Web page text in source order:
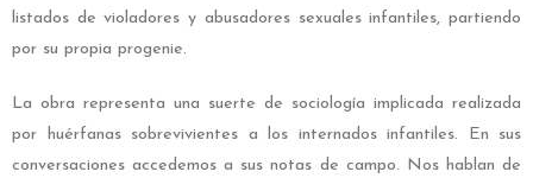
listados de violadores y abusadores sexuales infantiles, partiendo
por su propia progenie.
La obra representa una suerte de sociología implicada realizada
por huérfanas sobrevivientes a los internados infantiles. En sus
conversaciones accedemos a sus notas de campo. Nos hablan de